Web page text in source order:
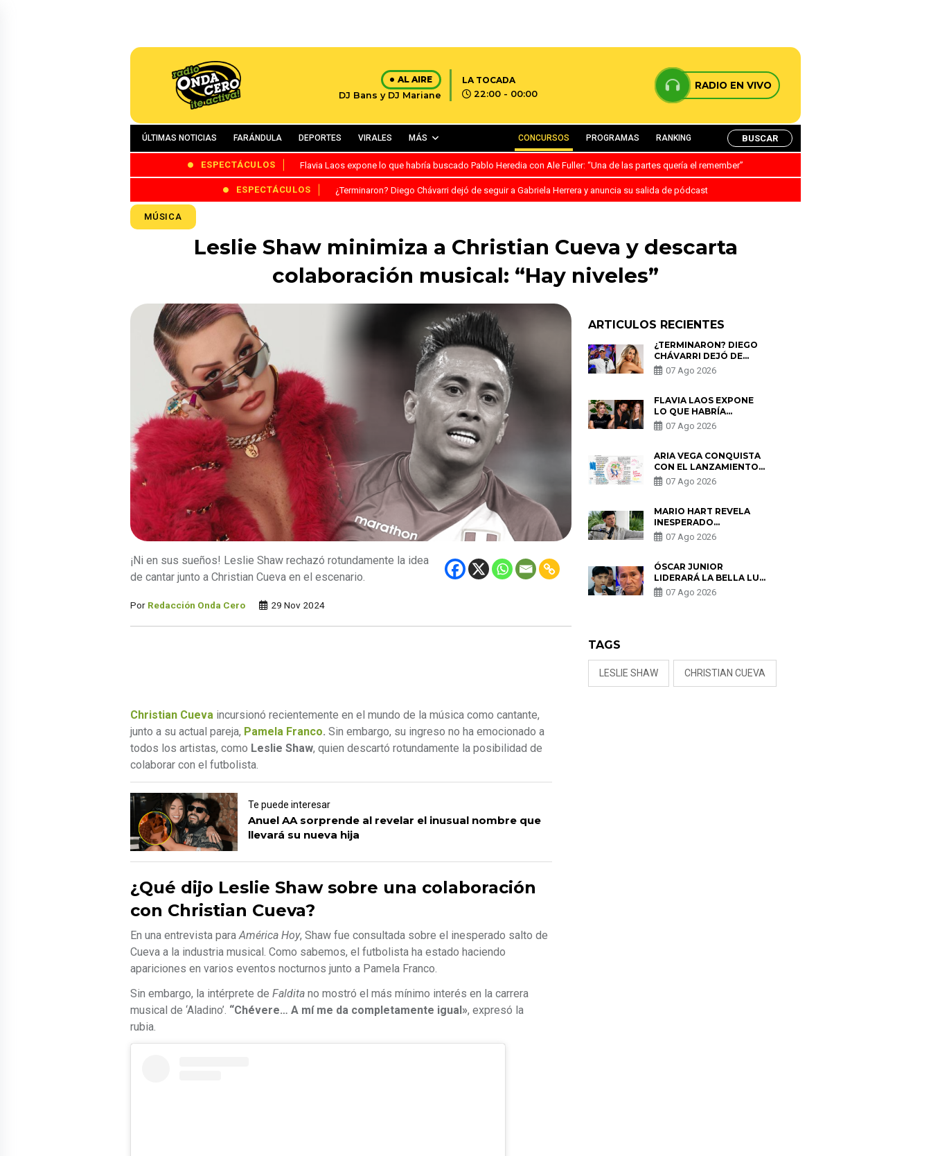
AL AIRE
DJ Bans y DJ Mariane
LA TOCADA
22:00 - 00:00
RADIO EN VIVO
ÚLTIMAS NOTICIAS FARÁNDULA DEPORTES VIRALES MÁS CONCURSOS PROGRAMAS RANKING BUSCAR
ESPECTÁCULOS Flavia Laos expone lo que habría buscado Pablo Heredia con Ale Fuller: “Una de las partes quería el remember”
ESPECTÁCULOS ¿Terminaron? Diego Chávarri dejó de seguir a Gabriela Herrera y anuncia su salida de pódcast
MÚSICA
Leslie Shaw minimiza a Christian Cueva y descarta
colaboración musical: “Hay niveles”
¡Ni en sus sueños! Leslie Shaw rechazó rotundamente la idea
de cantar junto a Christian Cueva en el escenario.
Por Redacción Onda Cero 29 Nov 2024
Christian Cueva incursionó recientemente en el mundo de la música como cantante,
junto a su actual pareja, Pamela Franco. Sin embargo, su ingreso no ha emocionado a
todos los artistas, como Leslie Shaw, quien descartó rotundamente la posibilidad de
colaborar con el futbolista.
Te puede interesar
Anuel AA sorprende al revelar el inusual nombre que
llevará su nueva hija
¿Qué dijo Leslie Shaw sobre una colaboración
con Christian Cueva?
En una entrevista paraAmérica Hoy, Shaw fue consultada sobre el inesperado salto de
Cueva a la industria musical. Como sabemos, el futbolista ha estado haciendo
apariciones en varios eventos nocturnos junto a Pamela Franco.
Sin embargo, la intérprete de Faldita no mostró el más mínimo interés en la carrera
musical de ‘Aladino’. “Chévere… A mí me da completamente igual», expresó la
rubia.
ARTICULOS RECIENTES
¿TERMINARON? DIEGO
CHÁVARRI DEJÓ DE
SEGUIR A GABRIELA
HERRERA Y ANUNCIA SU
07 Ago 2026
FLAVIA LAOS EXPONE
LO QUE HABRÍA
BUSCADO PABLO
HEREDIA CON ALE
PARTES QUERÍA EL
REMEMBER”
07 Ago 2026
ARIA VEGA CONQUISTA
CON EL LANZAMIENTO
DE “TOTOTO (+4)”
07 Ago 2026
MARIO HART REVELA
INESPERADO
PROBLEMA DE SALUD
ANTES DE SEPARARSE
ENCONTRARON UN
TUMOR”
07 Ago 2026
ÓSCAR JUNIOR
LIDERARÁ LA BELLA LUZ
TRAS SALIDA DE SU
PADRE POR POLÉMICA
07 Ago 2026
TAGS
LESLIE SHAW CHRISTIAN CUEVA